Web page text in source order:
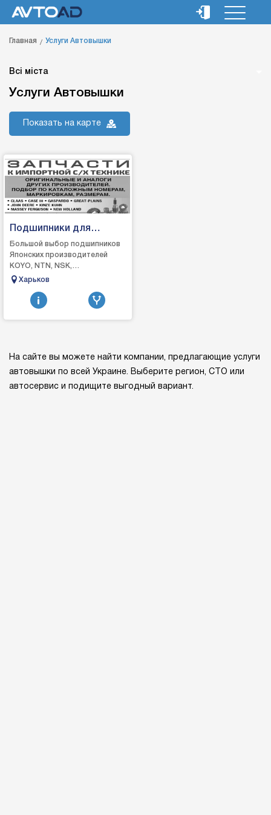
Главная Услуги Автовышки
Всі міста
Услуги Автовышки
Показать на карте
Подшипники для
сельхоз техники
Большой выбор подшипников
Японских производителей
KOYO, NTN, NSK,
MACHIсельхоз техника,
почвообработка бороны
диски кул...
Харьков
На сайте вы можете найти компании, предлагающие услуги
автовышки по всей Украине. Выберите регион, СТО или
автосервис и подищите выгодный вариант.